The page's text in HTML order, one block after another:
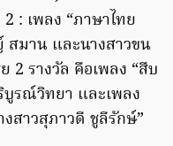
: เพลง “ภาษาไทย
สมาน และนางสาวขน
2 รางวัล คือเพลง “สืบ
บูรณ์วิทยา และเพลง
งสาวสุภาวดี ชูลีรักษ์”